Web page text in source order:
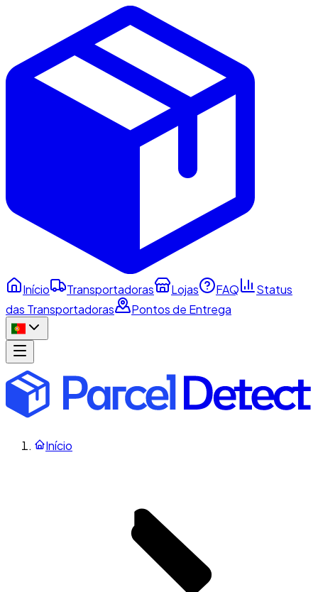
Início Transportadoras Lojas FAQ
Status
das Transportadoras
Pontos de Entrega
Início